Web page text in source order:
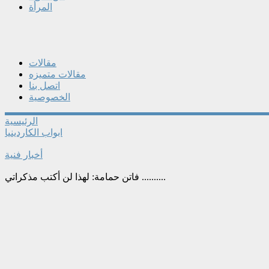
المرأة
مقالات
مقالات متميزه
اتصل بنا
الخصوصية
الرئيسية
ابواب الكاردينيا
أخبار فنية
فاتن حمامة: لهذا لن أكتب مذكراتي ..........